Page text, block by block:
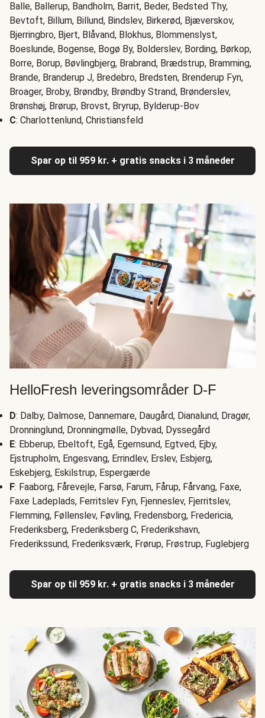
Balle, Ballerup, Bandholm, Barrit, Beder, Bedsted Thy,
Bevtoft, Billum, Billund, Bindslev, Birkerød, Bjæverskov,
Bjerringbro, Bjert, Blåvand, Blokhus, Blommenslyst,
Boeslunde, Bogense, Bogø By, Bolderslev, Bording, Børkop,
Borre, Borup, Bøvlingbjerg, Brabrand, Brædstrup, Bramming,
Brande, Branderup J, Bredebro, Bredsten, Brenderup Fyn,
Broager, Broby, Brøndby, Brøndby Strand, Brønderslev,
Brønshøj, Brørup, Brovst, Bryrup, Bylderup-Bov
C: Charlottenlund, Christiansfeld
Spar op til 959 kr. + gratis snacks i 3 måneder
HelloFresh leveringsområder D-F
D: Dalby, Dalmose, Dannemare, Daugård, Dianalund, Dragør,
Dronninglund, Dronningmølle, Dybvad, Dyssegård
E: Ebberup, Ebeltoft, Egå, Egernsund, Egtved, Ejby,
Ejstrupholm, Engesvang, Errindlev, Erslev, Esbjerg,
Eskebjerg, Eskilstrup, Espergærde
F: Faaborg, Fårevejle, Farsø, Farum, Fårup, Fårvang, Faxe,
Faxe Ladeplads, Ferritslev Fyn, Fjenneslev, Fjerritslev,
Flemming, Føllenslev, Føvling, Fredensborg, Fredericia,
Frederiksberg, Frederiksberg C, Frederikshavn,
Frederikssund, Frederiksværk, Frørup, Frøstrup, Fuglebjerg
Spar op til 959 kr. + gratis snacks i 3 måneder